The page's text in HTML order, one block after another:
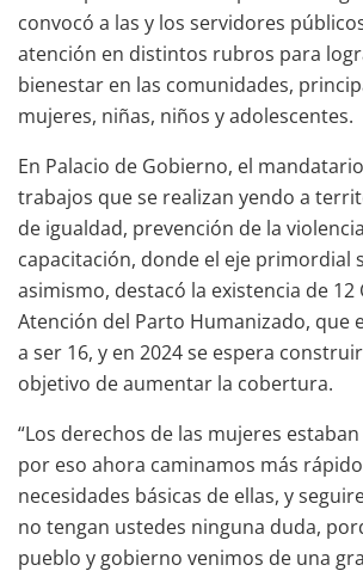
convocó a las y los servidores
atención en distintos rubros para
bienestar en las comunidades,
mujeres, niñas, niños y adolescentes.
En Palacio de Gobierno, el
trabajos que se realizan yendo a
de igualdad, prevención de la
capacitación, donde el eje primordial
asimismo, destacó la existencia de 12
Atención del Parto Humanizado, que
a ser 16, y en 2024 se espera
objetivo de aumentar la cobertura.
“Los derechos de las mujeres
por eso ahora caminamos más
necesidades básicas de ellas, y
no tengan ustedes ninguna duda,
pueblo y gobierno venimos de una